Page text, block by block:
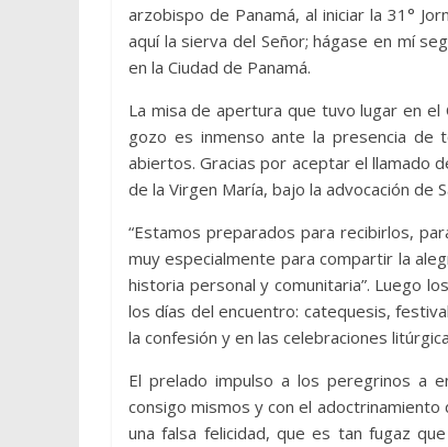
arzobispo de Panamá, al iniciar la 31°
aquí la sierva del Señor; hágase en mí
en la Ciudad de Panamá.
La misa de apertura que tuvo lugar en el
gozo es inmenso ante la presencia de
abiertos. Gracias por aceptar el llamado
de la Virgen María, bajo la advocación de
“Estamos preparados para recibirlos,
muy especialmente para compartir la
historia personal y comunitaria”. Luego
los días del encuentro: catequesis,
la confesión y en las celebraciones
El prelado impulso a los peregrinos a
consigo mismos y con el
una falsa felicidad, que es tan fugaz